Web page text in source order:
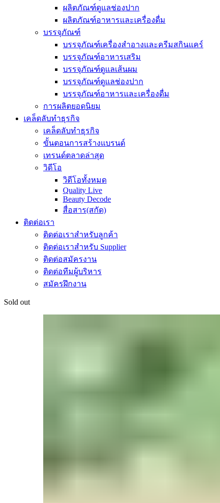
ผลิตภัณฑ์ดูแลช่องปาก
ผลิตภัณฑ์อาหารและเครื่องดื่ม
บรรจุภัณฑ์
บรรจุภัณฑ์เครื่องสำอางและครีมสกินแคร์
บรรจุภัณฑ์อาหารเสริม
บรรจุภัณฑ์ดูแลเส้นผม
บรรจุภัณฑ์ดูแลช่องปาก
บรรจุภัณฑ์อาหารและเครื่องดื่ม
การผลิตยอดนิยม
เคล็ดลับทำธุรกิจ
เคล็ดลับทำธุรกิจ
ขั้นตอนการสร้างแบรนด์
เทรนด์ตลาดล่าสุด
วิดีโอ
วิดีโอทั้งหมด
Quality Live
Beauty Decode
สื่อสาร(สกัด)
ติดต่อเรา
ติดต่อเราสำหรับลูกค้า
ติดต่อเราสำหรับ Supplier
ติดต่อสมัครงาน
ติดต่อทีมผู้บริหาร
สมัครฝึกงาน
Sold out